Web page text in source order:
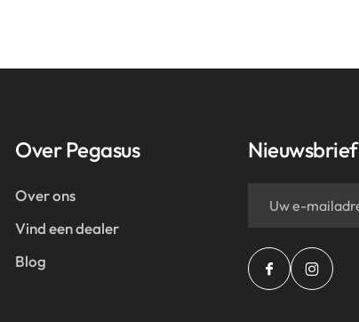
Over Pegasus
Over ons
Vind een dealer
Blog
Nieuwsbrief